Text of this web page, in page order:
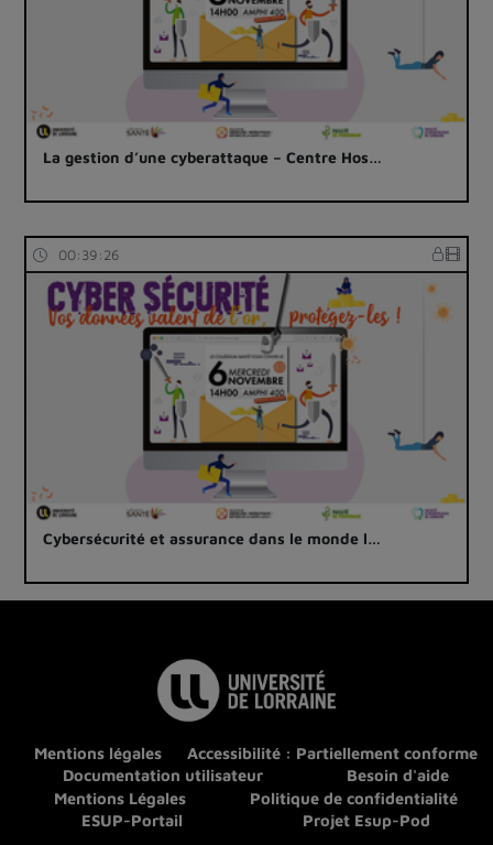
La gestion d’une cyberattaque – Centre Hos…
00:39:26
Cybersécurité et assurance dans le monde l…
Mentions légales
Accessibilité : Partiellement conforme
Documentation utilisateur
Besoin d'aide
Mentions Légales
Politique de confidentialité
ESUP-Portail
Projet Esup-Pod